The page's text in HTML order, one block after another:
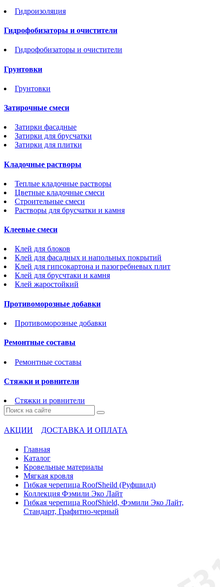
Гидроизоляция
Гидрофобизаторы и очистители
Гидрофобизаторы и очистители
Грунтовки
Грунтовки
Затирочные смеси
Затирки фасадные
Затирки для брусчатки
Затирки для плитки
Кладочные растворы
Теплые кладочные растворы
Цветные кладочные смеси
Строительные смеси
Растворы для брусчатки и камня
Клеевые смеси
Клей для блоков
Клей для фасадных и напольных покрытий
Клей для гипсокартона и пазогребневых плит
Клей для брусчтаки и камня
Клей жаростойкий
Противоморозные добавки
Противоморозные добавки
Ремонтные составы
Ремонтные составы
Стяжки и ровнители
Стяжки и ровнители
АКЦИИ ДОСТАВКА И ОПЛАТА
Главная
Каталог
Кровельные материалы
Мягкая кровля
Гибкая черепица RoofSheild (Руфшилд)
Коллекция Фэмили Эко Лайт
Гибкая черепица RoofShiеld, Фэмили Эко Лайт,
Стандарт, Графитно-черный